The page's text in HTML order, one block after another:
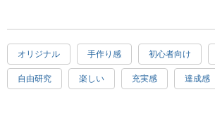
材料は身近なものを使い、最後はそれぞれ好きな
オリジナルに仕上げます。
今年の自由研究はこれで決まり！
この機会にぜひご参加ください。
オリジナル 手作り感 初心者向け
自由研究 楽しい 充実感 達成感